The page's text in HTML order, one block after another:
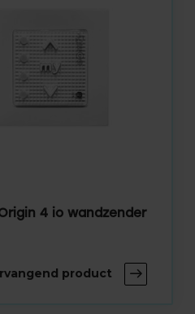
4 io wandzender
product